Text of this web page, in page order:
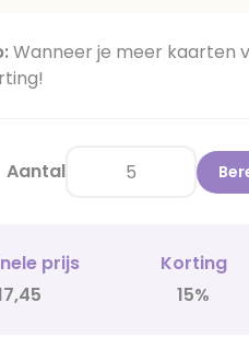
Wanneer je meer kaarten
Aantal
prijs Korting
15%